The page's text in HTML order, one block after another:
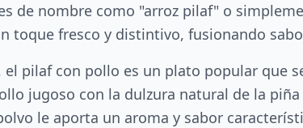
de nombre como "arroz pilaf" o
toque fresco y distintivo, fusionando
el pilaf con pollo es un plato popular que
jugoso con la dulzura natural de la
le aporta un aroma y sabor